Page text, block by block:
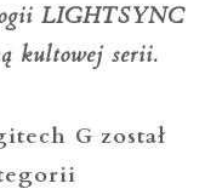
LIGHTSYNC
kultowej serii.
G został